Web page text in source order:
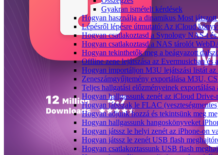
Gyakran ismételt kérdések
Hogyan használja a dinamikus Most
Lépésről lépésre útmutató: Az iCloud
Hogyan csatlakoztasd a Synology NAS-t
Hogyan csatlakoztasd a NAS tárolót
Hogyan tekinthetők meg a beágyazott
Offline zene lejátszása az Evermusicban
Hogyan importáljon M3U lejátszási listát az
Zeneszámgyűjtemény exportálása M3U,
Teljes hallgatási előzményeinek
Hogyan hallgassunk zenét az iCloud
Hogyan játsszak le FLAC
Hogyan adjunk hozzá és tekintsünk meg
Hogyan hallgassunk hangoskönyveket
Hogyan játssz le helyi zenét az iPhone-on
Hogyan játssz le zenét USB flash
Hogyan csatlakoztassunk USB flash